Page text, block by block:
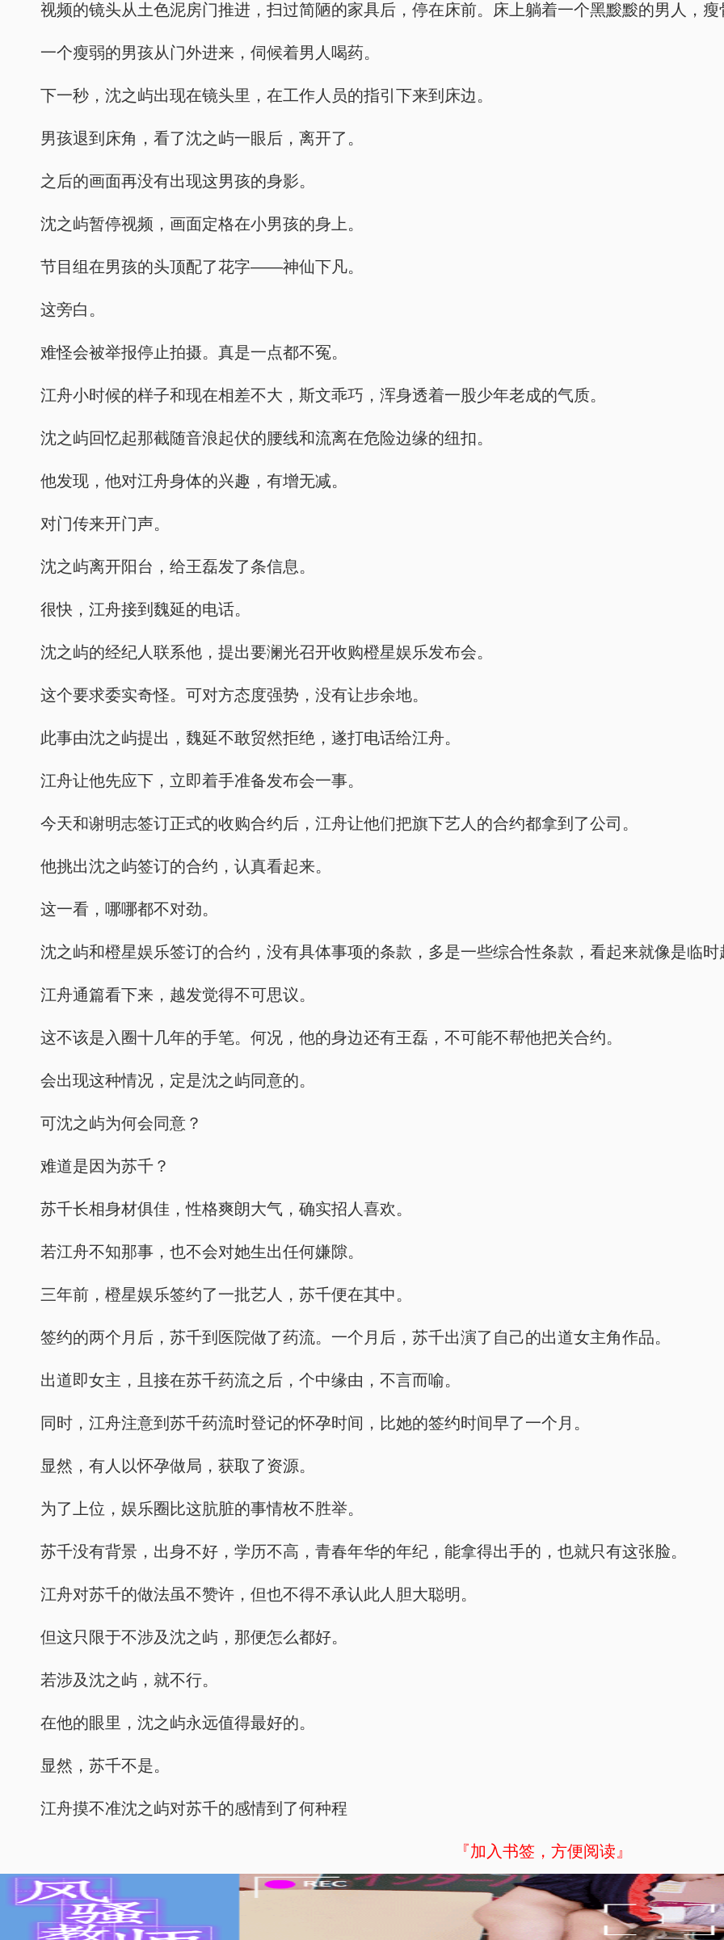
视频的镜头从土色泥房门推进，扫过简陋的家具后，停在床前。床上躺着一个黑黢黢的男人，瘦
一个瘦弱的男孩从门外进来，伺候着男人喝药。
下一秒，沈之屿出现在镜头里，在工作人员的指引下来到床边。
男孩退到床角，看了沈之屿一眼后，离开了。
之后的画面再没有出现这男孩的身影。
沈之屿暂停视频，画面定格在小男孩的身上。
节目组在男孩的头顶配了花字——神仙下凡。
这旁白。
难怪会被举报停止拍摄。真是一点都不冤。
江舟小时候的样子和现在相差不大，斯文乖巧，浑身透着一股少年老成的气质。
沈之屿回忆起那截随音浪起伏的腰线和流离在危险边缘的纽扣。
他发现，他对江舟身体的兴趣，有增无减。
对门传来开门声。
沈之屿离开阳台，给王磊发了条信息。
很快，江舟接到魏延的电话。
沈之屿的经纪人联系他，提出要澜光召开收购橙星娱乐发布会。
这个要求委实奇怪。可对方态度强势，没有让步余地。
此事由沈之屿提出，魏延不敢贸然拒绝，遂打电话给江舟。
江舟让他先应下，立即着手准备发布会一事。
今天和谢明志签订正式的收购合约后，江舟让他们把旗下艺人的合约都拿到了公司。
他挑出沈之屿签订的合约，认真看起来。
这一看，哪哪都不对劲。
沈之屿和橙星娱乐签订的合约，没有具体事项的条款，多是一些综合性条款，看起来就像是临时
江舟通篇看下来，越发觉得不可思议。
这不该是入圈十几年的手笔。何况，他的身边还有王磊，不可能不帮他把关合约。
会出现这种情况，定是沈之屿同意的。
可沈之屿为何会同意？
难道是因为苏千？
苏千长相身材俱佳，性格爽朗大气，确实招人喜欢。
若江舟不知那事，也不会对她生出任何嫌隙。
三年前，橙星娱乐签约了一批艺人，苏千便在其中。
签约的两个月后，苏千到医院做了药流。一个月后，苏千出演了自己的出道女主角作品。
出道即女主，且接在苏千药流之后，个中缘由，不言而喻。
同时，江舟注意到苏千药流时登记的怀孕时间，比她的签约时间早了一个月。
显然，有人以怀孕做局，获取了资源。
为了上位，娱乐圈比这肮脏的事情枚不胜举。
苏千没有背景，出身不好，学历不高，青春年华的年纪，能拿得出手的，也就只有这张脸。
江舟对苏千的做法虽不赞许，但也不得不承认此人胆大聪明。
但这只限于不涉及沈之屿，那便怎么都好。
若涉及沈之屿，就不行。
在他的眼里，沈之屿永远值得最好的。
显然，苏千不是。
江舟摸不准沈之屿对苏千的感情到了何种程
『加入书签，方便阅读』